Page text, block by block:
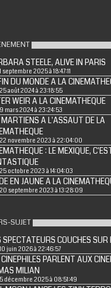
STEELE, ALIVE IN PARIS
septembre 2025 à 18:47:11
DU MONDE A LA
août 2024 à 23:18:55
WEIR A LA CINEMATHEQUE
mars 2024 à 23:24:53
MARTIENS A L'ASSAUT DE LA
novembre 2023 à 22:04:00
: LE MEXIQUE,
octobre 2023 à 14:04:03
EN JAUNE A LA
septembre 2023 à 13:28:09
SUJET
SPECTATEURS COUCHES SUR
juin 2026 à 22:46:57
PARLENT AUX
MILIAN
décembre 2025 à 08:51:49